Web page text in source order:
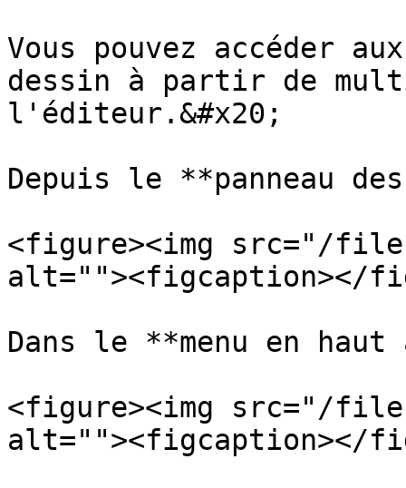
Vous pouvez accéder
dessin à partir de
l'éditeur.&#x20;
Depuis le **panneau
<figure><img src="/files/
alt=""><figcaption></
Dans le **menu en haut
<figure><img src="/files/
alt=""><figcaption></